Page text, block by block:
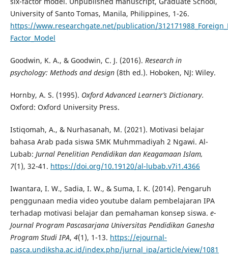
University of Santo Tomas, Manila, Philippines, 1-26.
https://www.researchgate.net/publication/
Factor_Model
Goodwin, K. A., & Goodwin, C. J. (2016). Research in
psychology: Methods and design(8th ed.). Hoboken, NJ: Wiley.
Hornby, A. S. (1995). Oxford Advanced Learner’s Dictionary.
Oxford: Oxford University Press.
Istiqomah, A., & Nurhasanah, M. (2021). Motivasi belajar
bahasa Arab pada siswa SMK Muhmmadiyah 2 Ngawi. Al-
Lubab: Jurnal Penelitian Pendidikan dan Keagamaan Islam,
7(1), 32-41. https://doi.org/10.19120/al-lubab.v7i1.4366
Iwantara, I. W., Sadia, I. W., & Suma, I. K. (2014). Pengaruh
penggunaan media video youtube dalam pembelajaran IPA
terhadap motivasi belajar dan pemahaman konsep siswa. e-
Journal Program Pascasarjana Universitas Pendidikan Ganesha
Program Studi IPA, 4(1), 1-13. https://ejournal-
pasca.undiksha.ac.id/index.php/jurnal_ipa/article/view/1081